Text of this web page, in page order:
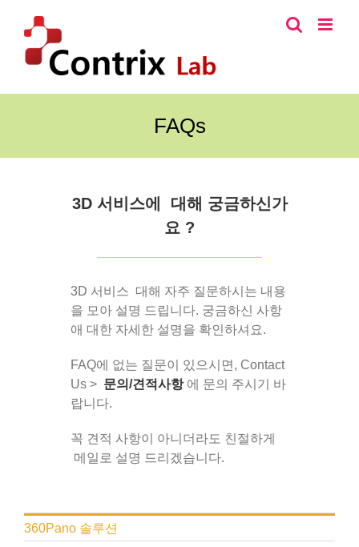
FAQs
3D 서비스에 대해 궁금하신가
요 ?
3D 서비스 대해 자주 질문하시는 내용
을 모아 설명 드립니다. 궁금하신 사항
애 대한 자세한 설명을 확인하셔요.
FAQ에 없는 질문이 있으시면, Contact
Us > 문의/견적사항 에 문의 주시기 바
랍니다.
꼭 견적 사항이 아니더라도 친절하게
메일로 설명 드리겠습니다.
360Pano 솔루션